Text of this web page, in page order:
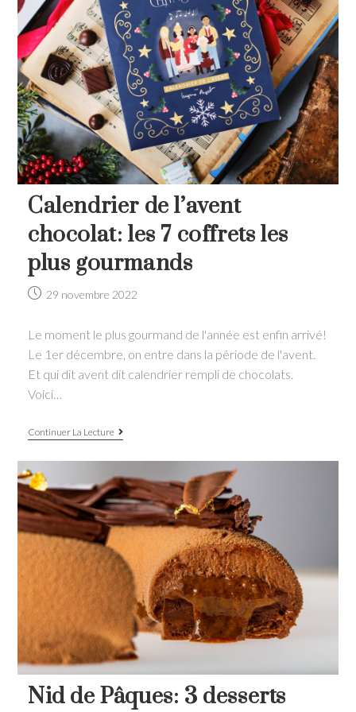
Chefs
Calendrier de l’avent
chocolat: les 7 coffrets les
plus gourmands
Post29 novembre 2022
Le moment le plus gourmand de l'année est enfin arrivé!
Le 1er décembre, on entre dans la période de l'avent.
Et qui dit avent dit calendrier rempli de chocolats.
Voici…
Continuer La Lecture
Calendrier
l’avent
chocolat:
les
7
les
plus
gourmands
Nid de Pâques: 3 desserts